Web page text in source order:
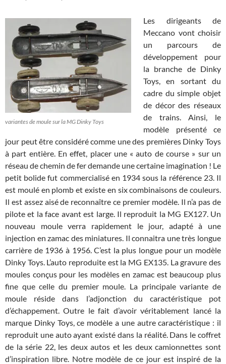
variantes de moule sur la MG Dinky Toys
Les dirigeants de
Meccano vont choisir
un parcours de
développement pour
la branche de Dinky
Toys, en sortant du
cadre du simple objet
de décor des réseaux
de trains. Ainsi, le
modèle présenté ce
jour peut être considéré comme une des premières Dinky Toys
à part entière. En effet, placer une « auto de course » sur un
réseau de chemin de fer demande une certaine imagination ! Le
petit bolide fut commercialisé en 1934 sous la référence 23. Il
est moulé en plomb et existe en six combinaisons de couleurs.
Il est assez aisé de reconnaître ce premier modèle. Il n’a pas de
pilote et la face avant est large. Il reproduit la MG EX127. Un
nouveau moule verra rapidement le jour, adapté à une
injection en zamac des miniatures. Il connaitra une très longue
carrière de 1936 à 1956. C’est la plus longue pour un modèle
Dinky Toys. L’auto reproduite est la MG EX135. La gravure des
moules conçus pour les modèles en zamac est beaucoup plus
fine que celle du premier moule. La principale variante de
moule réside dans l’adjonction du caractéristique pot
d’échappement. Outre le fait d’avoir véritablement lancé la
marque Dinky Toys, ce modèle a une autre caractéristique : il
reproduit une auto ayant existé dans la réalité. Dans le coffret
de la série 22, les deux autos et les deux camionnettes sont
d’inspiration libre. Notre modèle de ce jour est inspiré de la